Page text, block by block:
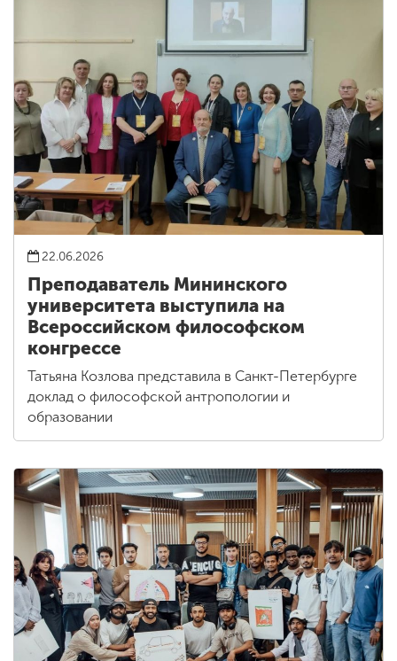
22.06.2026
Преподаватель Мининского
университета выступила на
Всероссийском философском
конгрессе
Татьяна Козлова представила в Санкт-Петербурге
доклад о философской антропологии и
образовании